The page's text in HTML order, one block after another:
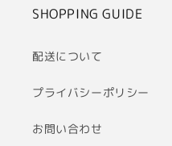
SHOPPING GUIDE
配送について
プライバシーポリシー
お問い合わせ